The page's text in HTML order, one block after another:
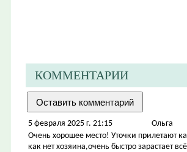
КОММЕНТАРИИ
5 февраля 2025 г. 21:15
Ольга
Очень хорошее место! Уточки прилетают
как нет хозяина,очень быстро зарастает